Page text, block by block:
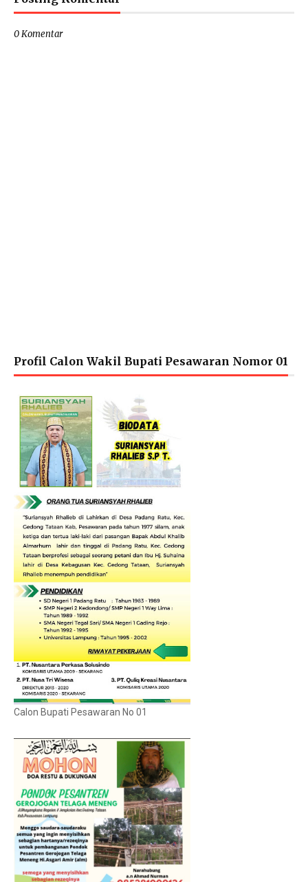
0 Komentar
Profil Calon Wakil Bupati Pesawaran Nomor 01
Calon Bupati Pesawaran No 01